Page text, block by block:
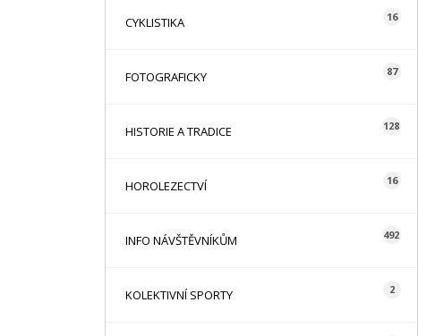
CYKLISTIKA 16
FOTOGRAFICKY 87
HISTORIE A TRADICE 128
HOROLEZECTVÍ 16
INFO NÁVŠTĚVNÍKŮM 492
KOLEKTIVNÍ SPORTY 2